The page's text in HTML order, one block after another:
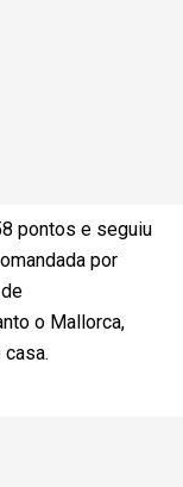
pontos e seguiu
por
o Mallorca,